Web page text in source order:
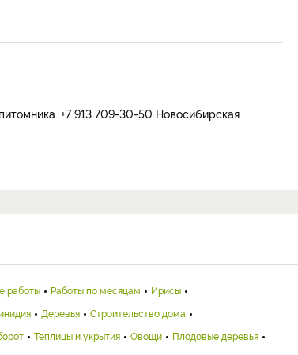
+7 913 709-30-50 Новосибирская
работы Работы по месяцам
Ирисы
Деревья
Строительство дома
Теплицы и укрытия Овощи
Плодовые деревья